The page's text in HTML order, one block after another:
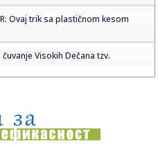
Ovaj trik sa plastičnom kesom
Visokih Dečana tzv.
novo krilo: Investicija 1,5